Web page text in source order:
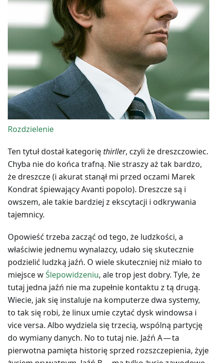
Rozdzielenie
Ten tytuł dostał kategorięthirller, czyli że dreszczowiec.
Chyba nie do końca trafną. Nie straszy aż tak bardzo,
że dreszcze (i akurat stanął mi przed oczami Marek
Kondrat śpiewający Avanti popolo). Dreszcze są i
owszem, ale takie bardziej z ekscytacji i odkrywania
tajemnicy.
Opowieść trzeba zacząć od tego, że ludzkości, a
właściwie jednemu wynalazcy, udało się skutecznie
podzielić ludzką jaźń. O wiele skuteczniej niż miało to
miejsce wŚlepowidzeniu, ale trop jest dobry. Tyle, że
tutaj jedna jaźń nie ma zupełnie kontaktu z tą drugą.
Wiecie, jak się instaluje na komputerze dwa systemy,
to tak się robi, że linux umie czytać dysk windowsa i
vice versa. Albo wydziela się trzecią, wspólną partycję
do wymiany danych. No to tutaj nie. Jaźń A — ta
pierwotna pamięta historię sprzed rozszczepienia, żyje